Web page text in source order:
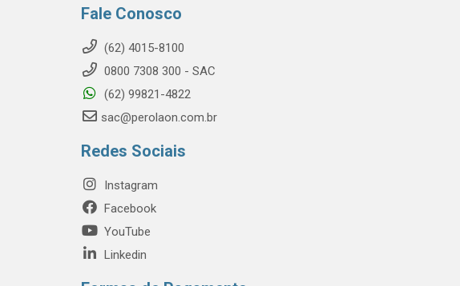
Fale Conosco
(62) 4015-8100
0800 7308 300 - SAC
(62) 99821-4822
sac@perolaon.com.br
Redes Sociais
Instagram
Facebook
YouTube
Linkedin